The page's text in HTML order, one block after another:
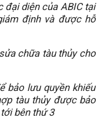
đại diện của ABIC tại
định và được hỗ
chữa tàu thủy cho
bảo lưu quyền khiếu
tàu thủy được bảo
bên thứ 3